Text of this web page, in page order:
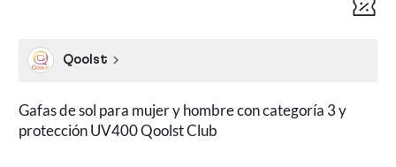
Qoolst
Gafas de sol para mujer y hombre con categoría 3 y
protección UV400 Qoolst Club